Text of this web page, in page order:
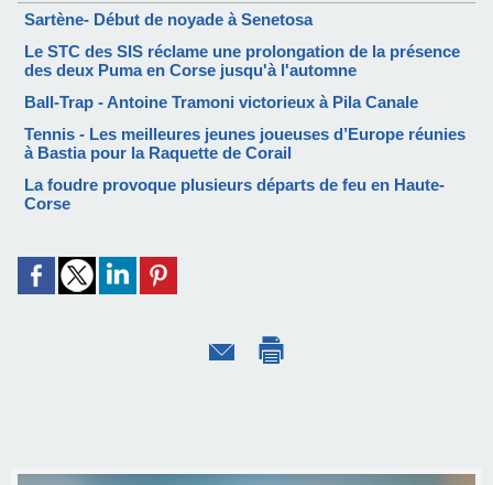
Sartène- Début de noyade à Senetosa
Le STC des SIS réclame une prolongation de la présence
des deux Puma en Corse jusqu'à l'automne
Ball-Trap - Antoine Tramoni victorieux à Pila Canale
Tennis - Les meilleures jeunes joueuses d’Europe réunies
à Bastia pour la Raquette de Corail
La foudre provoque plusieurs départs de feu en Haute-
Corse